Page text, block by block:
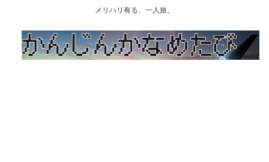
メリハリ有る、一人旅。